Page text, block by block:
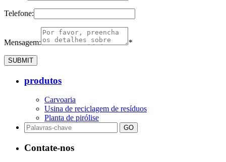
Telefone:
Mensagem: *
produtos
Carvoaria
Usina de reciclagem de resíduos
Planta de pirólise
Contate-nos